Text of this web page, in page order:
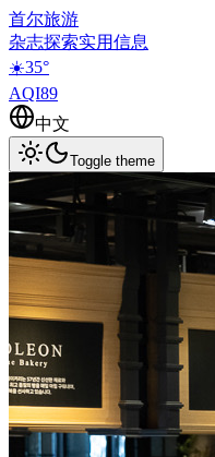
首尔旅游
杂志探索实用信息
☀️35°
AQI89
中文
Toggle theme